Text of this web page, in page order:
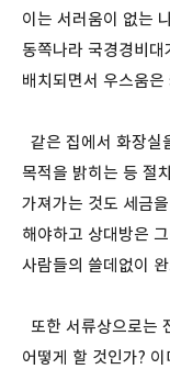
이는 서러움이 없는
동쪽나라 국경경비
배치되면서 우스움은
같은 집에서 화장실
목적을 밝히는 등 절
가져가는 것도 세금
해야하고 상대방은
사람들의 쓸데없이
또한 서류상으로는
어떻게 할 것인가?